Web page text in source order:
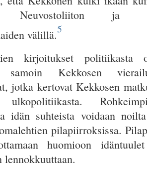
Neuvostoliiton ja
välillä.5
kirjoitukset politiikasta
samoin Kekkosen
jotka kertovat Kekkosen
ulkopolitiikasta.
idän suhteista voidaan
pilapiirroksissa.
huomioon
lennokkuuttaan.